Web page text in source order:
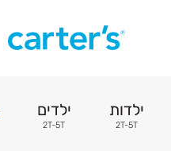
ילדות
2T-5T
ילדים
2T-5T